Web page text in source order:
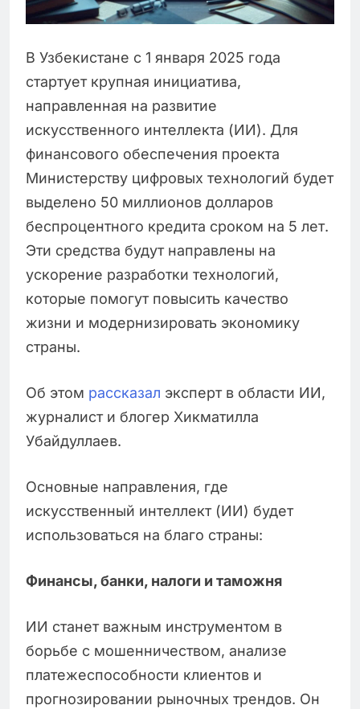
В Узбекистане с 1 января 2025 года
стартует крупная инициатива,
направленная на развитие
искусственного интеллекта (ИИ). Для
финансового обеспечения проекта
Министерству цифровых технологий будет
выделено 50 миллионов долларов
беспроцентного кредита сроком на 5 лет.
Эти средства будут направлены на
ускорение разработки технологий,
которые помогут повысить качество
жизни и модернизировать экономику
страны.
Об этом рассказал эксперт в области ИИ,
журналист и блогер Хикматилла
Убайдуллаев.
Основные направления, где
искусственный интеллект (ИИ) будет
использоваться на благо страны:
Финансы, банки, налоги и таможня
ИИ станет важным инструментом в
борьбе с мошенничеством, анализе
платежеспособности клиентов и
прогнозировании рыночных трендов. Он